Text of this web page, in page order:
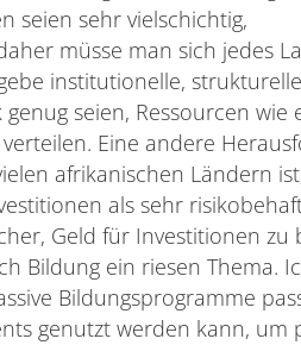
seien sehr vielschichtig,
müsse man sich jedes
institutionelle,
seien, Ressourcen
Eine andere
afrikanischen Ländern
als sehr
Geld für Investitionen
Bildung ein riesen Thema.
Bildungsprogramme
genutzt werden kann, um